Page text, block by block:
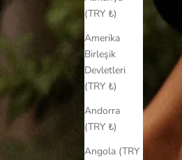
(TRY ₺)
Amerika
Birleşik
Devletleri
(TRY ₺)
Andorra
(TRY ₺)
Angola (TRY